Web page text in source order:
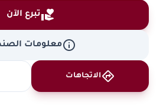
volunteer_activismتبرع الآن
infoمعلومات
directions الاتجاهات